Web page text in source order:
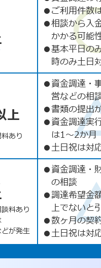
●ご利用件数
●相談から入
かかる可能
●基本平日の
時のみ土日
上
あり
●資金調達・
営などの相
●書類の提出
●資金調達実
は1〜2か月
●土日祝は対
料あり
が発生
●資金調達・
の相談
●調達希望金
上でないと
●数ヶ月の契
●土日祝は対